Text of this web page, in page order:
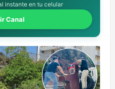
instante en tu celular
Canal